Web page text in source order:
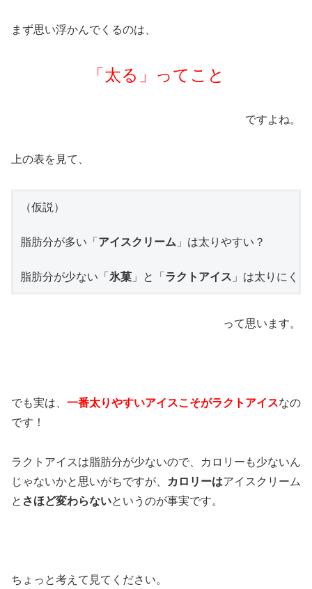
まず思い浮かんでくるのは、
「太る」ってこと
ですよね。
上の表を見て、
（仮説）
脂肪分が多い「アイスクリーム 」は太りやすい？
脂肪分が少ない「氷菓 」と「ラクトアイス 」は太りにく
って思います。
でも実は、 一番太りやすいアイスこそがラクトアイスなの
です！
ラクトアイスは脂肪分が少ないので、カロリーも少ないん
じゃないかと思いがちですが、
カロリーはアイスクリーム
と さほど変わらないというのが事実です。
ちょっと考えて見てください。